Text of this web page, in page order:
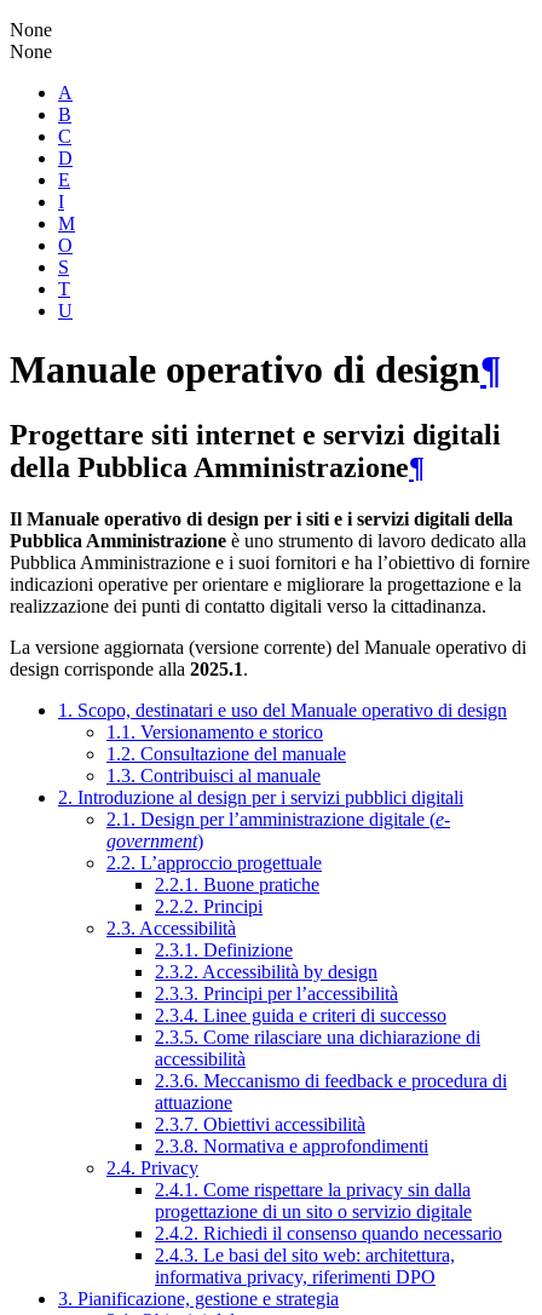
None
None
A
B
C
D
E
I
M
O
S
T
U
Manuale operativo di design¶
Progettare siti internet e servizi digitali
della Pubblica Amministrazione¶
Il Manuale operativo di design per i siti e i servizi digitali della
Pubblica Amministrazione è uno strumento di lavoro dedicato alla
Pubblica Amministrazione e i suoi fornitori e ha l’obiettivo di fornire
indicazioni operative per orientare e migliorare la progettazione e la
realizzazione dei punti di contatto digitali verso la cittadinanza.
La versione aggiornata (versione corrente) del Manuale operativo di
design corrisponde alla 2025.1.
1. Scopo, destinatari e uso del Manuale operativo di design
1.1. Versionamento e storico
1.2. Consultazione del manuale
1.3. Contribuisci al manuale
2. Introduzione al design per i servizi pubblici digitali
2.1. Design per l’amministrazione digitale (e-
government)
2.2. L’approccio progettuale
2.2.1. Buone pratiche
2.2.2. Principi
2.3. Accessibilità
2.3.1. Definizione
2.3.2. Accessibilità by design
2.3.3. Principi per l’accessibilità
2.3.4. Linee guida e criteri di successo
2.3.5. Come rilasciare una dichiarazione di
accessibilità
2.3.6. Meccanismo di feedback e procedura di
attuazione
2.3.7. Obiettivi accessibilità
2.3.8. Normativa e approfondimenti
2.4. Privacy
2.4.1. Come rispettare la privacy sin dalla
progettazione di un sito o servizio digitale
2.4.2. Richiedi il consenso quando necessario
2.4.3. Le basi del sito web: architettura,
informativa privacy, riferimenti DPO
3. Pianificazione, gestione e strategia